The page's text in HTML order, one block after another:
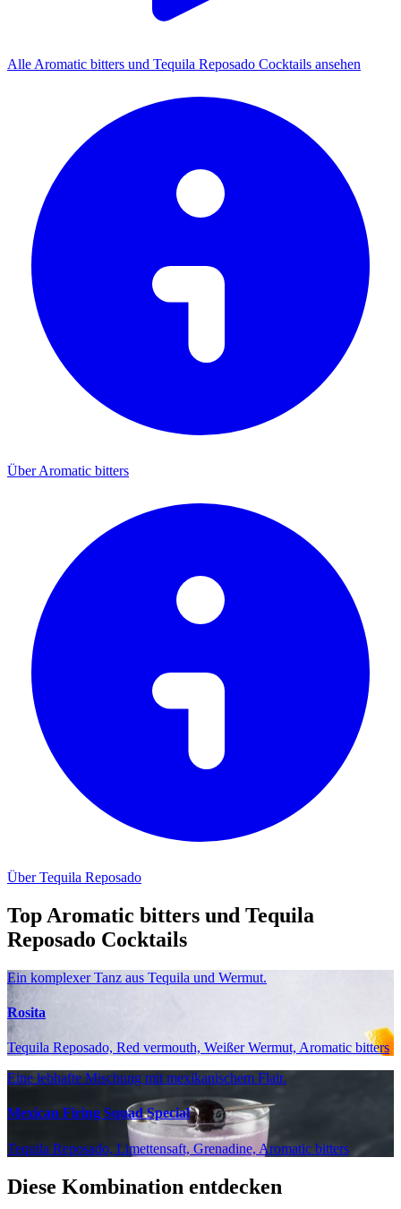
Alle Aromatic bitters und Tequila Reposado Cocktails ansehen
Über Aromatic bitters
Über Tequila Reposado
Top Aromatic bitters und Tequila
Reposado Cocktails
Ein komplexer Tanz aus Tequila und Wermut.
Rosita
Tequila Reposado, Red vermouth, Weißer Wermut, Aromatic bitters
Eine lebhafte Mischung mit mexikanischem Flair.
Mexican Firing Squad Special
Tequila Reposado, Limettensaft, Grenadine, Aromatic bitters
Diese Kombination entdecken